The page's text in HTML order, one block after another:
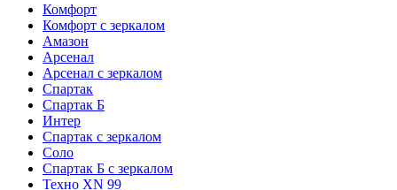
Комфорт
Комфорт с зеркалом
Амазон
Арсенал
Арсенал с зеркалом
Спартак
Спартак Б
Интер
Спартак с зеркалом
Соло
Спартак Б с зеркалом
Техно XN 99